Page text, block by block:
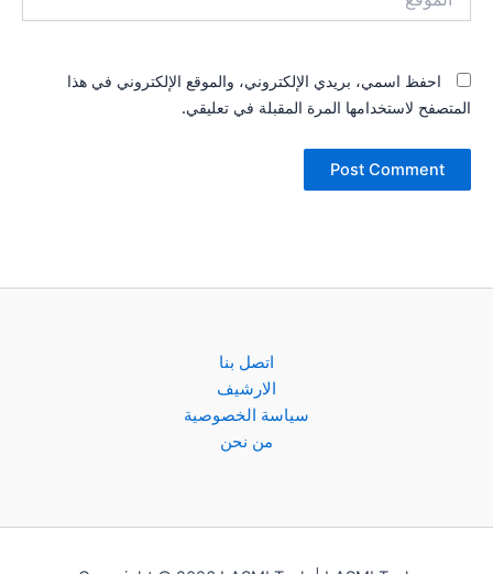
احفظ اسمي، بريدي الإلكتروني، والموقع الإلكتروني في هذا
المتصفح لاستخدامها المرة المقبلة في تعليقي.
اتصل بنا
الارشيف
سياسة الخصوصية
من نحن